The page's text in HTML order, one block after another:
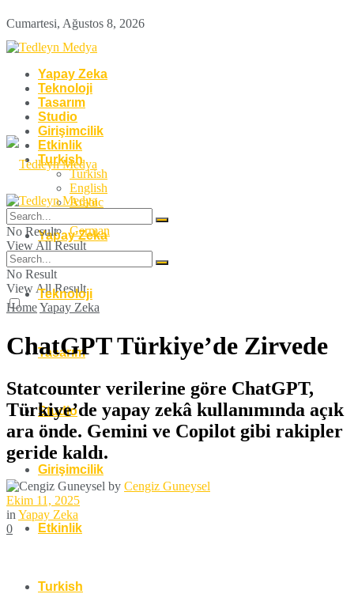
Cumartesi, Ağustos 8, 2026
Yapay Zeka
Teknoloji
Tasarım
Studio
Girişimcilik
Etkinlik
Turkish
Turkish
English
Arabic
German
No Result
View All Result
Yapay Zeka
Teknoloji
Tasarım
Studio
Girişimcilik
Etkinlik
Turkish
No Result
View All Result
HomeYapay Zeka
ChatGPT Türkiye’de Zirvede
Statcounter verilerine göre ChatGPT,
Türkiye’de yapay zekâ kullanımında açık
ara önde. Gemini ve Copilot gibi rakipler
geride kaldı.
by Cengiz Guneysel
Ekim 11, 2025
in Yapay Zeka
0